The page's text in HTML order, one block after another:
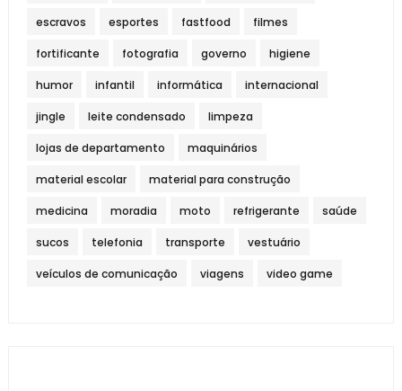
escravos esportes fastfood filmes
fortificante fotografia governo higiene
humor infantil informática internacional
jingle leite condensado limpeza
lojas de departamento maquinários
material escolar material para construção
medicina moradia moto refrigerante saúde
sucos telefonia transporte vestuário
veículos de comunicação viagens video game